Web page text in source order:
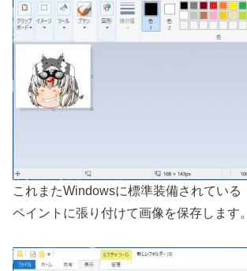
これまたWindowsに標準装備されている
ペイントに張り付けて画像を保存します。